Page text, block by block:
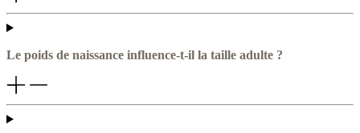
Le poids de naissance influence-t-il la taille adulte ?